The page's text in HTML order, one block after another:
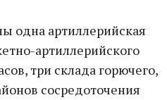
одна артиллерийская
артиллерийского
три склада горючего,
сосредоточения